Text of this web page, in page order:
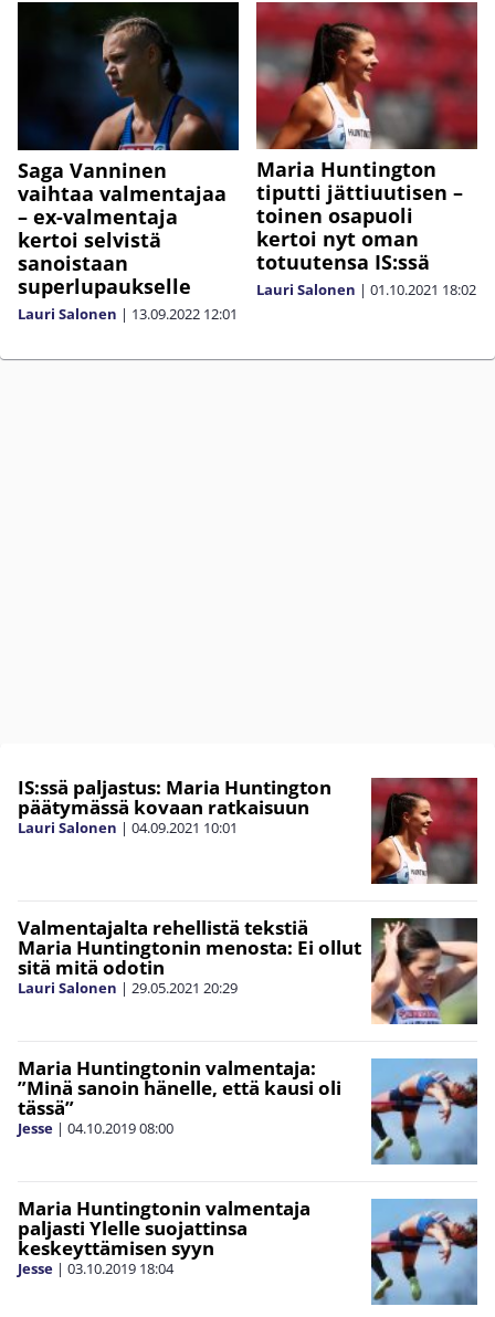
Saga Vanninen
vaihtaa valmentajaa
– ex-valmentaja
kertoi selvistä
sanoistaan
superlupaukselle
Lauri Salonen | 13.09.2022 12:01
Maria Huntington
tiputti jättiuutisen –
toinen osapuoli
kertoi nyt oman
totuutensa IS:ssä
Lauri Salonen | 01.10.2021 18:02
IS:ssä paljastus: Maria Huntington
päätymässä kovaan ratkaisuun
Lauri Salonen | 04.09.2021 10:01
Valmentajalta rehellistä tekstiä
Maria Huntingtonin menosta: Ei ollut
sitä mitä odotin
Lauri Salonen | 29.05.2021 20:29
Maria Huntingtonin valmentaja:
”Minä sanoin hänelle, että kausi oli
tässä”
Jesse | 04.10.201908:00
Maria Huntingtonin valmentaja
paljasti Ylelle suojattinsa
keskeyttämisen syyn
Jesse | 03.10.2019 18:04